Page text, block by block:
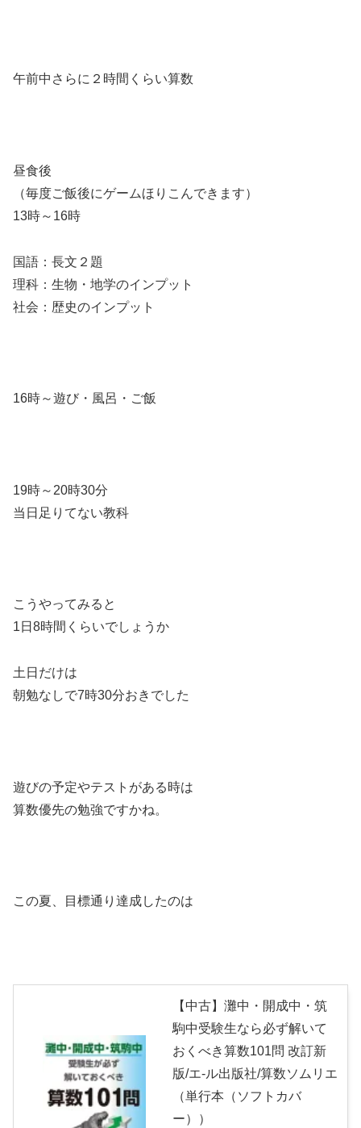
午前中さらに２時間くらい算数
昼食後
（毎度ご飯後にゲームほりこんできます）
13時～16時
国語：長文２題
理科：生物・地学のインプット
社会：歴史のインプット
16時～遊び・風呂・ご飯
19時～20時30分
当日足りてない教科
こうやってみると
1日8時間くらいでしょうか
土日だけは
朝勉なしで7時30分おきでした
遊びの予定やテストがある時は
算数優先の勉強ですかね。
この夏、目標通り達成したのは
【中古】灘中・開成中・筑
駒中受験生なら必ず解いて
おくべき算数101問 改訂新
版/エ-ル出版社/算数ソムリエ
（単行本（ソフトカバ
ー））